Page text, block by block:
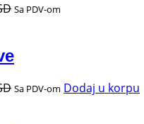
Sa PDV-om
Sa PDV-om Dodaj u korpu